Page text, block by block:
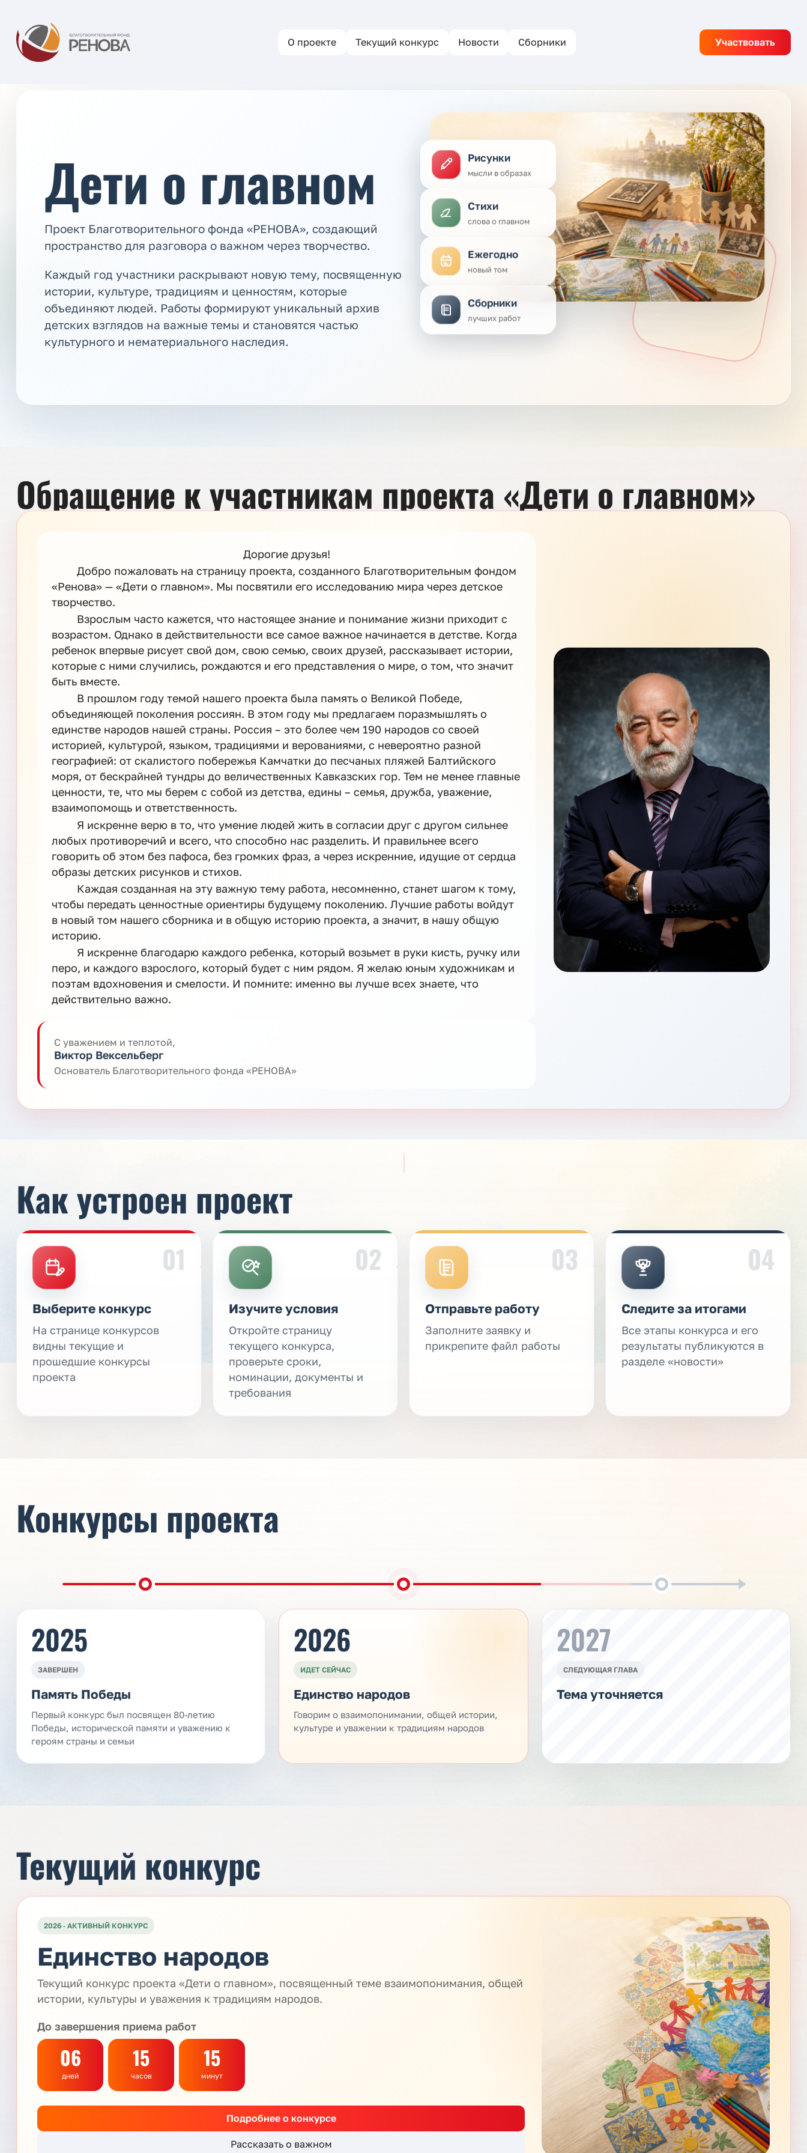
О проекте Текущий конкурс Новости Сборники Участвовать
Дети о главном
Проект Благотворительного фонда «РЕНОВА», создающий
пространство для разговора о важном через творчество.
Каждый год участники раскрывают новую тему, посвященную
истории, культуре, традициям и ценностям, которые
объединяют людей. Работы формируют уникальный архив
детских взглядов на важные темы и становятся частью
культурного и нематериального наследия.
Рисунки
мысли в образах
Стихи
слова о главном
Ежегодно
новый том
Сборники
лучших работ
Обращение к участникам проекта «Дети о главном»
Дорогие друзья!
Добро пожаловать на страницу проекта, созданного Благотворительным фондом
«Ренова» — «Дети о главном». Мы посвятили его исследованию мира через детское
творчество.
Взрослым часто кажется, что настоящее знание и понимание жизни приходит с
возрастом. Однако в действительности все самое важное начинается в детстве. Когда
ребенок впервые рисует свой дом, свою семью, своих друзей, рассказывает истории,
которые с ними случились, рождаются и его представления о мире, о том, что значит
быть вместе.
В прошлом году темой нашего проекта была память о Великой Победе,
объединяющей поколения россиян. В этом году мы предлагаем поразмышлять о
единстве народов нашей страны. Россия – это более чем 190 народов со своей
историей, культурой, языком, традициями и верованиями, с невероятно разной
географией: от скалистого побережья Камчатки до песчаных пляжей Балтийского
моря, от бескрайней тундры до величественных Кавказских гор. Тем не менее главные
ценности, те, что мы берем с собой из детства, едины – семья, дружба, уважение,
взаимопомощь и ответственность.
Я искренне верю в то, что умение людей жить в согласии друг с другом сильнее
любых противоречий и всего, что способно нас разделить. И правильнее всего
говорить об этом без пафоса, без громких фраз, а через искренние, идущие от сердца
образы детских рисунков и стихов.
Каждая созданная на эту важную тему работа, несомненно, станет шагом к тому,
чтобы передать ценностные ориентиры будущему поколению. Лучшие работы войдут
в новый том нашего сборника и в общую историю проекта, а значит, в нашу общую
историю.
Я искренне благодарю каждого ребенка, который возьмет в руки кисть, ручку или
перо, и каждого взрослого, который будет с ним рядом. Я желаю юным художникам и
поэтам вдохновения и смелости. И помните: именно вы лучше всех знаете, что
действительно важно.
С уважением и теплотой,
Виктор Вексельберг
Основатель Благотворительного фонда «РЕНОВА»
Как устроен проект
01
Выберите конкурс
На странице конкурсов
видны текущие и
прошедшие конкурсы
проекта
02
Изучите условия
Откройте страницу
текущего конкурса,
проверьте сроки,
номинации, документы и
требования
03
Отправьте работу
Заполните заявку и
прикрепите файл работы
04
Следите за итогами
Все этапы конкурса и его
результаты публикуются в
разделе «новости»
Конкурсы проекта
2025
ЗАВЕРШЕН
Память Победы
Первый конкурс был посвящен 80-летию
Победы, исторической памяти и уважению к
героям страны и семьи
2026
ИДЕТ СЕЙЧАС
Единство народов
Говорим о взаимопонимании, общей истории,
культуре и уважении к традициям народов
2027
СЛЕДУЮЩАЯ ГЛАВА
Тема уточняется
Текущий конкурс
2026 · АКТИВНЫЙ КОНКУРС
Единство народов
Текущий конкурс проекта «Дети о главном», посвященный теме взаимопонимания, общей
истории, культуры и уважения к традициям народов.
До завершения приема работ
06
дней
15
часов
15
минут
Подробнее о конкурсе
Рассказать о важном